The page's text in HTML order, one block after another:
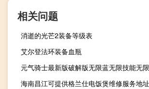
相关问题
消逝的光芒2装备等级表
艾尔登法环装备血瓶
元气骑士最新版破解版无限蓝无限技能无
海南昌江可提供格兰仕电饭煲维修服务地